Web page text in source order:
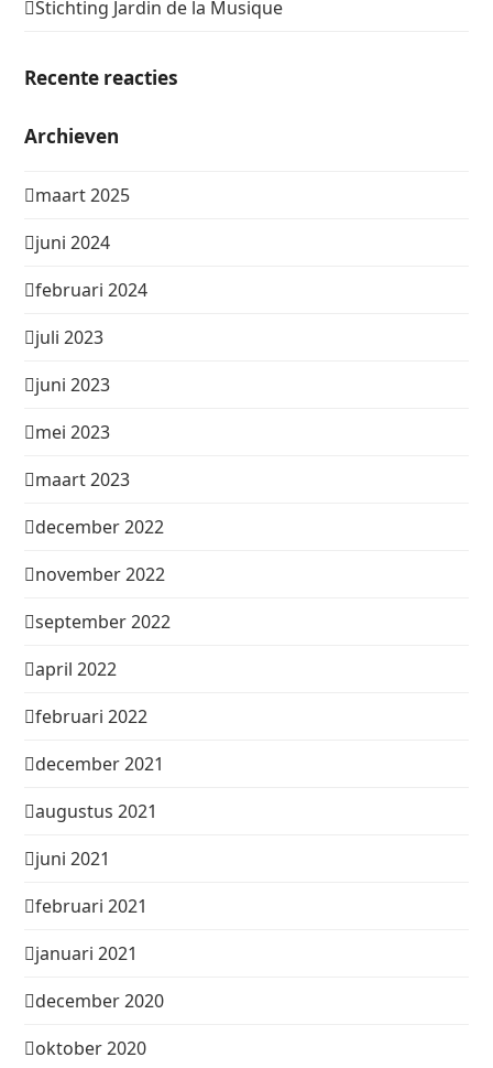
Stichting Jardin de la Musique
Recente reacties
Archieven
maart 2025
juni 2024
februari 2024
juli 2023
juni 2023
mei 2023
maart 2023
december 2022
november 2022
september 2022
april 2022
februari 2022
december 2021
augustus 2021
juni 2021
februari 2021
januari 2021
december 2020
oktober 2020